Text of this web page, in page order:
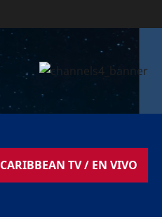
CARIBBEAN TV / EN VIVO